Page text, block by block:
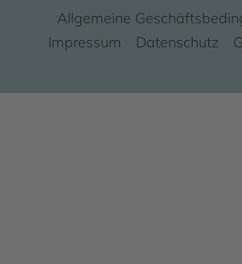
Allgemeine
Impressum
Datenschutz